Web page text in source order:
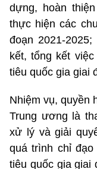
dựng, hoàn
thực hiện các
đoạn 2021-
kết, tổng kết
tiêu quốc gia giai
Nhiệm vụ, quyền
Trung ương là
xử lý và giải
quá trình chỉ
tiêu quốc gia giai